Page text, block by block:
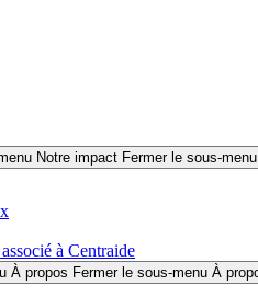
Notre impact Fermer le sous-
à Centraide
À propos Fermer le sous-menu À